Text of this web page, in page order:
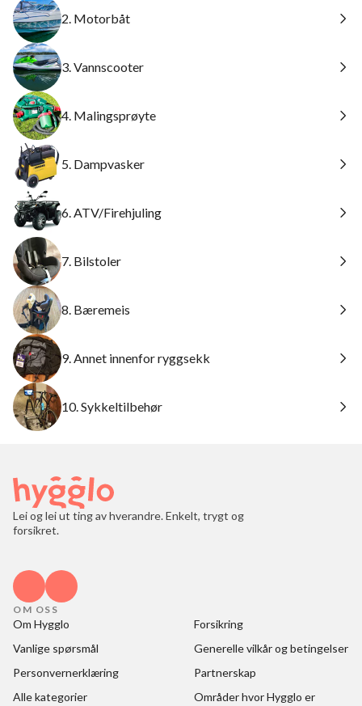
2. Motorbåt
3. Vannscooter
4. Malingsprøyte
5. Dampvasker
6. ATV/Firehjuling
7. Bilstoler
8. Bæremeis
9. Annet innenfor ryggsekk
10. Sykkeltilbehør
Lei og lei ut ting av hverandre. Enkelt, trygt og
forsikret.
OM OSS
Om Hygglo
Forsikring
Vanlige spørsmål
Generelle vilkår og betingelser
Personvernerklæring
Partnerskap
Alle kategorier
Områder hvor Hygglo er